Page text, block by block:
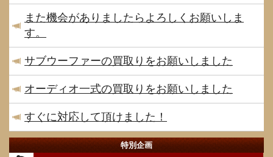
また機会がありましたらよろしくお願いしま
す。
サブウーファーの買取りをお願いしました
オーディオ一式の買取りをお願いしました
すぐに対応して頂けました！
特別企画